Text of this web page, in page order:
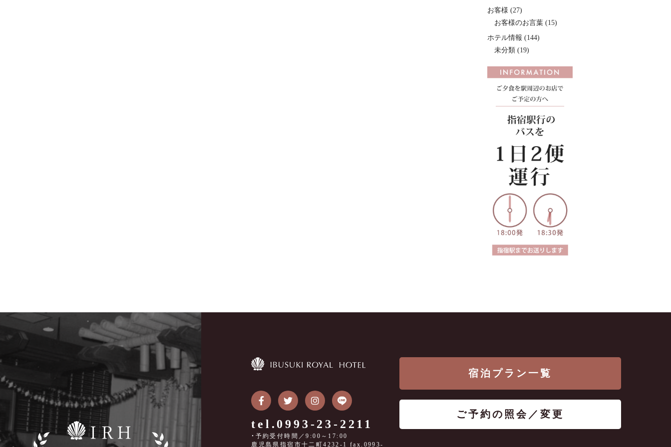
お客様 (27)
お客様のお言葉 (15)
ホテル情報 (144)
未分類 (19)
tel.0993-23-2211
・予約受付時間／9:00～17:00
鹿児島県指宿市十二町4232-1 fax.0993-
宿泊プラン一覧
ご予約の照会／変更